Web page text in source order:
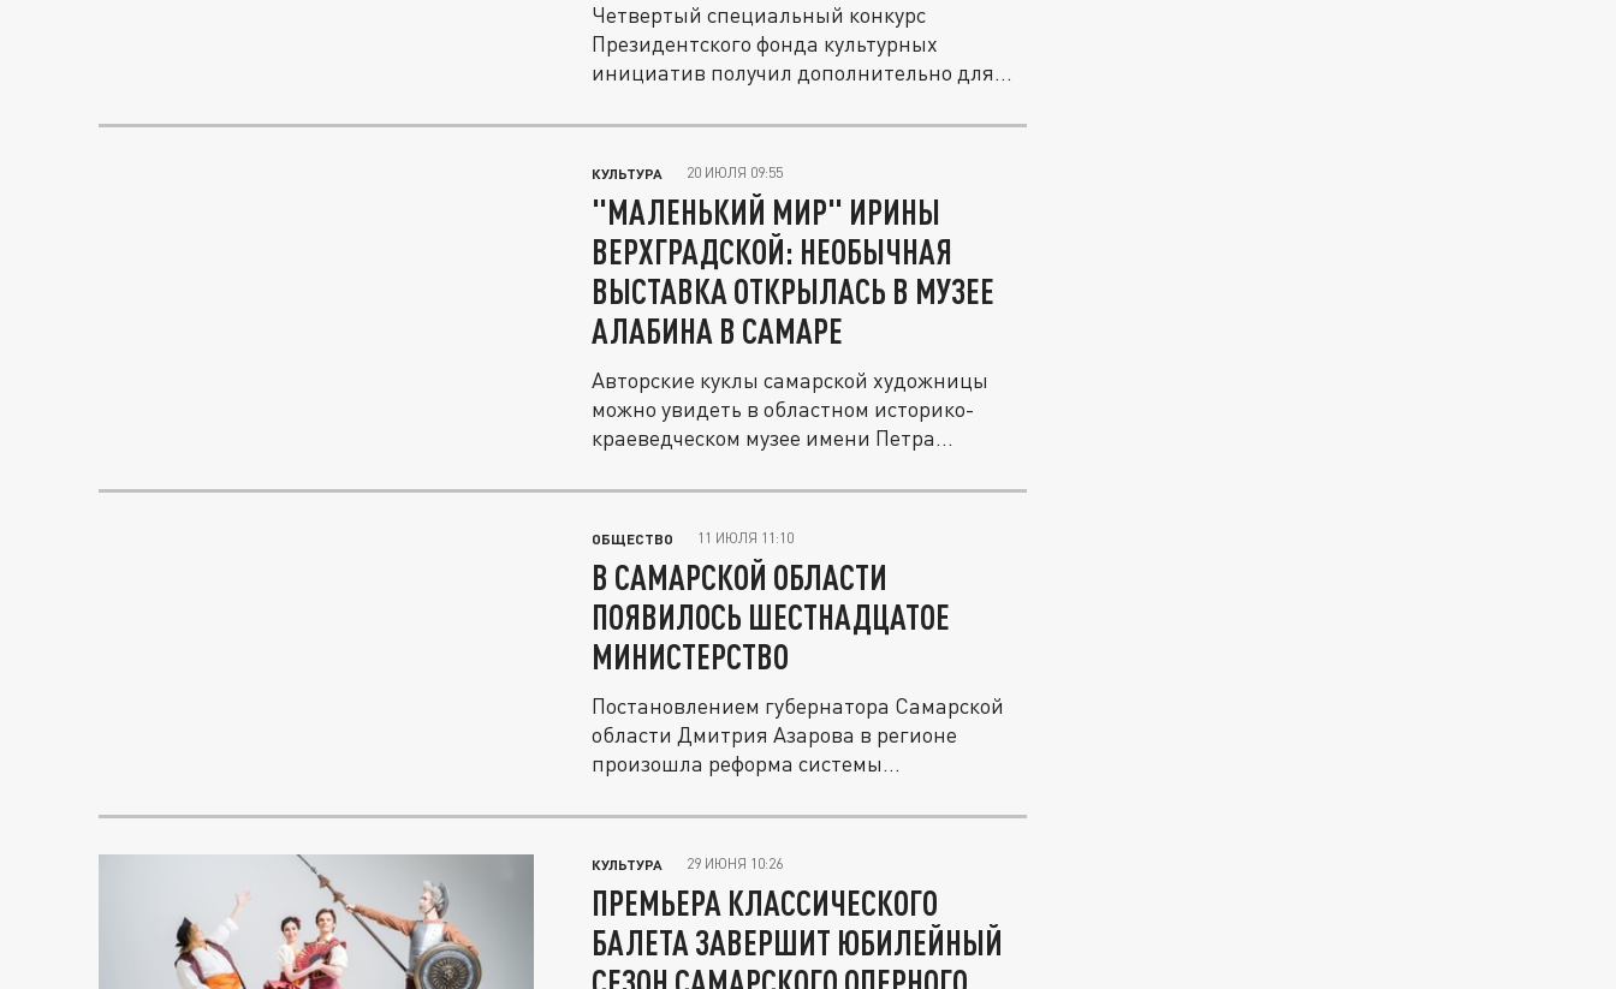
Четвертый специальный конкурс
Президентского фонда культурных
инициатив получил дополнительно для...
КУЛЬТУРА 20 ИЮЛЯ 09:55
"МАЛЕНЬКИЙ МИР" ИРИНЫ
ВЕРХГРАДСКОЙ: НЕОБЫЧНАЯ
ВЫСТАВКА ОТКРЫЛАСЬ В МУЗЕЕ
АЛАБИНА В САМАРЕ
Авторские куклы самарской художницы
можно увидеть в областном историко-
краеведческом музее имени Петра...
ОБЩЕСТВО 11 ИЮЛЯ 11:10
В САМАРСКОЙ ОБЛАСТИ
ПОЯВИЛОСЬ ШЕСТНАДЦАТОЕ
МИНИСТЕРСТВО
Постановлением губернатора Самарской
области Дмитрия Азарова в регионе
произошла реформа системы...
КУЛЬТУРА 29 ИЮНЯ 10:26
ПРЕМЬЕРА КЛАССИЧЕСКОГО
БАЛЕТА ЗАВЕРШИТ ЮБИЛЕЙНЫЙ